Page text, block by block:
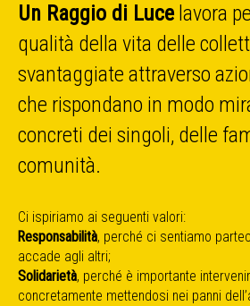
Un Raggio di Luce lavora
qualità della vita delle
svantaggiate attraverso
che rispondano in modo
concreti dei singoli, delle
comunità.
Ci ispiriamo ai seguenti valori:
Responsabilità, perché ci sentiamo
accade agli altri;
Solidarietà, perché è importante
concretamente mettendosi nei panni